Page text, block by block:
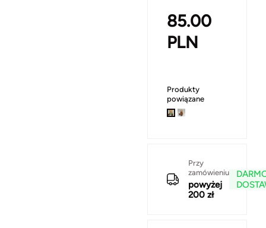
85.00
PLN
Produkty
powiązane
Przy
zamówieniu
powyżej
200 zł